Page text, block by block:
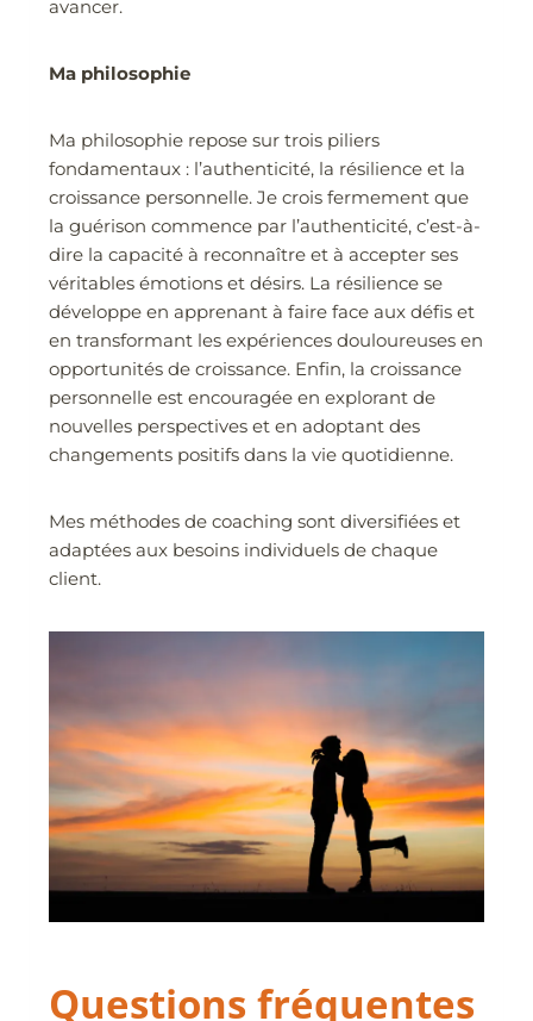
avancer.
Ma philosophie
Ma philosophie repose sur trois piliers
fondamentaux : l’authenticité, la résilience et la
croissance personnelle. Je crois fermement que
la guérison commence par l’authenticité, c’est-à-
dire la capacité à reconnaître et à accepter ses
véritables émotions et désirs. La résilience se
développe en apprenant à faire face aux défis et
en transformant les expériences douloureuses en
opportunités de croissance. Enfin, la croissance
personnelle est encouragée en explorant de
nouvelles perspectives et en adoptant des
changements positifs dans la vie quotidienne.
Mes méthodes de coaching sont diversifiées et
adaptées aux besoins individuels de chaque
client.
Questions fréquentes